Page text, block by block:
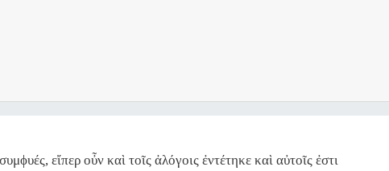
εἴπερ οὖν καὶ τοῖς ἀλόγοις ἐντέτηκε καὶ αὐτοῖς ἐστι